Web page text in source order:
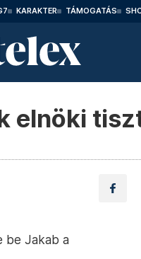
KARAKTER TÁMOGATÁS
elnöki
be Jakab a